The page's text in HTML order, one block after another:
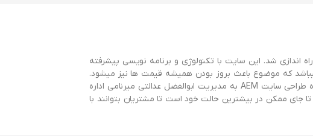
شد. این سایت با تکنولوژی و برنامه نویسی پیشرفته
که موضوع باعث بروز بودن همیشه قیمت ها نیز میشود.
این سایت با همکاری سایت AEMBearings و توسط گروه طراحی سایت AEM به مدیریت ابوالفضل عدالتی میرنامی اداره
ممکن در بیشترین حالت خود است تا مشتریان بتوانند با